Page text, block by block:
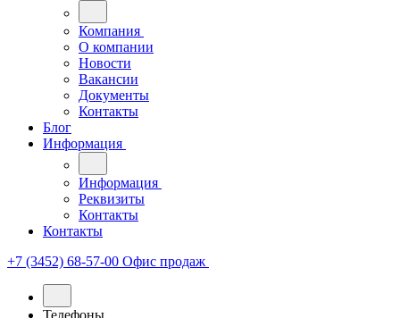
Компания
О компании
Новости
Вакансии
Документы
Контакты
Блог
Информация
Информация
Реквизиты
Контакты
Контакты
+7 (3452) 68-57-00 Офис продаж
Телефоны